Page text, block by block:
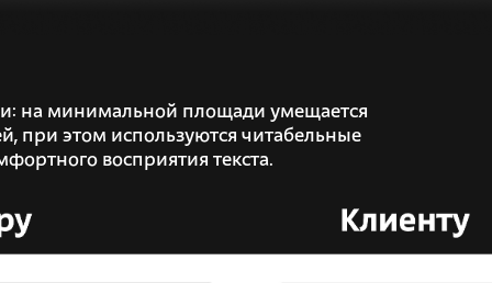
на минимальной площади умещается
при этом используются читабельные
восприятия текста.